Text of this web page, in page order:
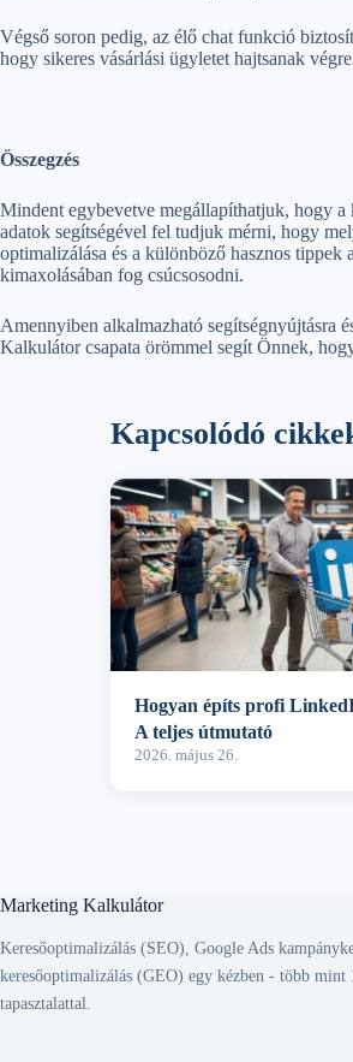
Végső soron pedig, az élő chat funkció
hogy sikeres vásárlási ügyletet hajtsanak
Összegzés
Mindent egybevetve megállapíthatjuk, hogy
adatok segítségével fel tudjuk mérni, hogy
optimalizálása és a különböző hasznos
kimaxolásában fog csúcsosodni.
Amennyiben alkalmazható segítségnyújtásra
Kalkulátor csapata örömmel segít Önnek,
Kapcsolódó
Hogyan építs profi
A teljes útmutató
2026. május 26.
Marketing Kalkulátor
Keresőoptimalizálás (SEO), Google Ads
keresőoptimalizálás (GEO) egy kézben - több mint
tapasztalattal.